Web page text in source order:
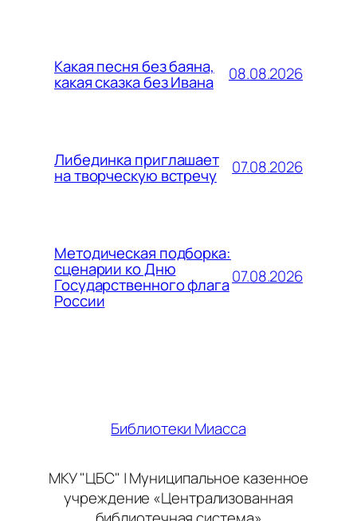
Какая песня без баяна,
какая сказка без Ивана 08.08.2026
Либединка приглашает
на творческую встречу 07.08.2026
Методическая подборка:
сценарии ко Дню
Государственного флага
России
07.08.2026
Библиотеки Миасса
МКУ "ЦБС" | Муниципальное казенное
учреждение «Централизованная